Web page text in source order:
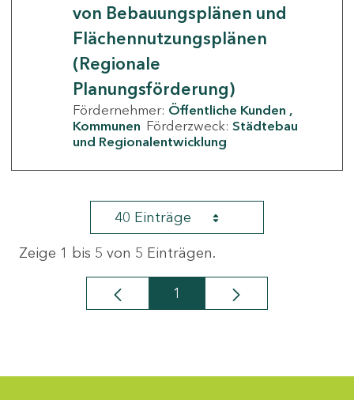
von Bebauungsplänen und
Flächennutzungsplänen
(Regionale
Planungsförderung)
Fördernehmer: Öffentliche Kunden
Kommunen Förderzweck: Städtebau
und Regionalentwicklung
40 Einträge
Zeige 1 bis 5 von 5 Einträgen.
Seite
1